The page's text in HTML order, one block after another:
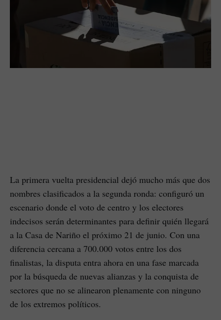
La primera vuelta presidencial dejó mucho más que dos
nombres clasificados a la segunda ronda: configuró un
escenario donde el voto de centro y los electores
indecisos serán determinantes para definir quién llegará
a la Casa de Nariño el próximo 21 de junio. Con una
diferencia cercana a 700.000 votos entre los dos
finalistas, la disputa entra ahora en una fase marcada
por la búsqueda de nuevas alianzas y la conquista de
sectores que no se alinearon plenamente con ninguno
de los extremos políticos.